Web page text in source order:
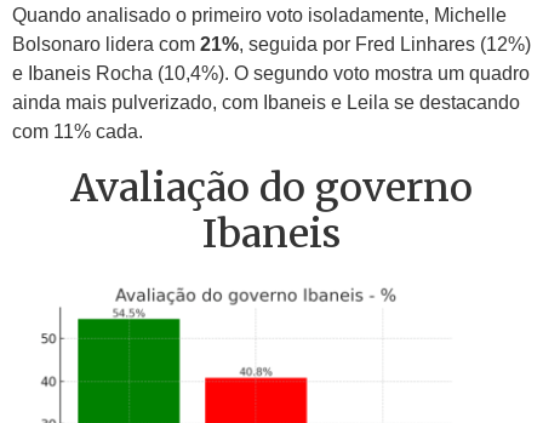
Quando analisado o primeiro voto isoladamente, Michelle
Bolsonaro lidera com 21%, seguida por Fred Linhares (12%)
e Ibaneis Rocha (10,4%). O segundo voto mostra um quadro
ainda mais pulverizado, com Ibaneis e Leila se destacando
com 11% cada.
Avaliação do governo
Ibaneis